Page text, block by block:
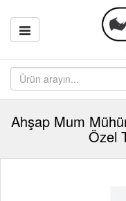
Ahşap Mum
Özel